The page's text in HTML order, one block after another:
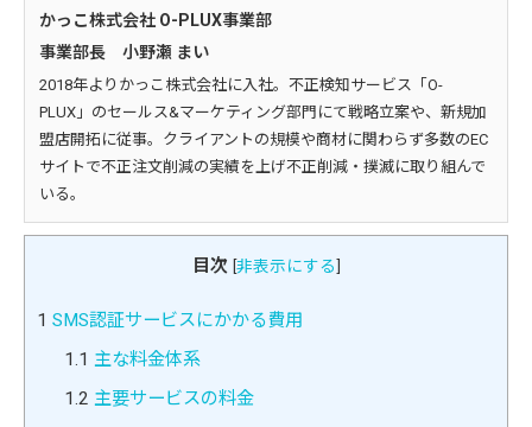
かっこ株式会社 O-PLUX事業部
事業部長 小野瀬 まい
2018年よりかっこ株式会社に入社。不正検知サービス「O-
PLUX」のセールス&マーケティング部門にて戦略立案や、新規加
盟店開拓に従事。クライアントの規模や商材に関わらず多数のEC
サイトで不正注文削減の実績を上げ不正削減・撲滅に取り組んで
いる。
目次 [非表示にする]
1 SMS認証サービスにかかる費用
1.1 主な料金体系
1.2 主要サービスの料金